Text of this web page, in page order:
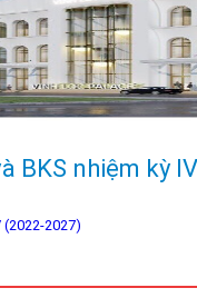
BKS nhiệm kỳ
2027)